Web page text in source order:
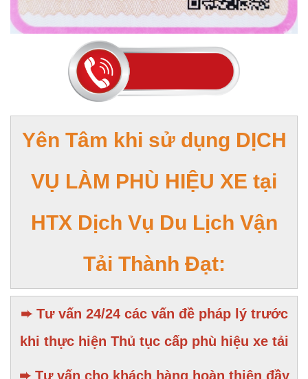
Yên Tâm khi sử dụng DỊCH
VỤ LÀM PHÙ HIỆU XE tại
HTX Dịch Vụ Du Lịch Vận
Tải Thành Đạt:
➨ Tư vấn 24/24 các vấn đề pháp lý trước
khi thực hiện Thủ tục cấp phù hiệu xe tải
➨ Tư vấn cho khách hàng hoàn thiện đầy